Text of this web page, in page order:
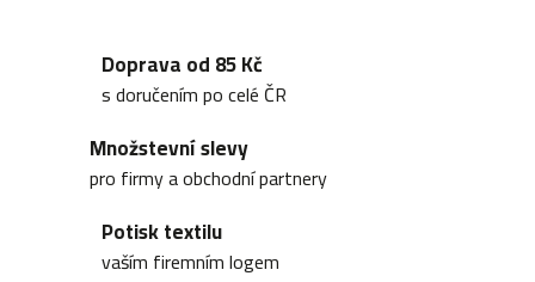
Doprava od 85 Kč
s doručením po celé ČR
Množstevní slevy
pro firmy a obchodní partnery
Potisk textilu
vaším firemním logem